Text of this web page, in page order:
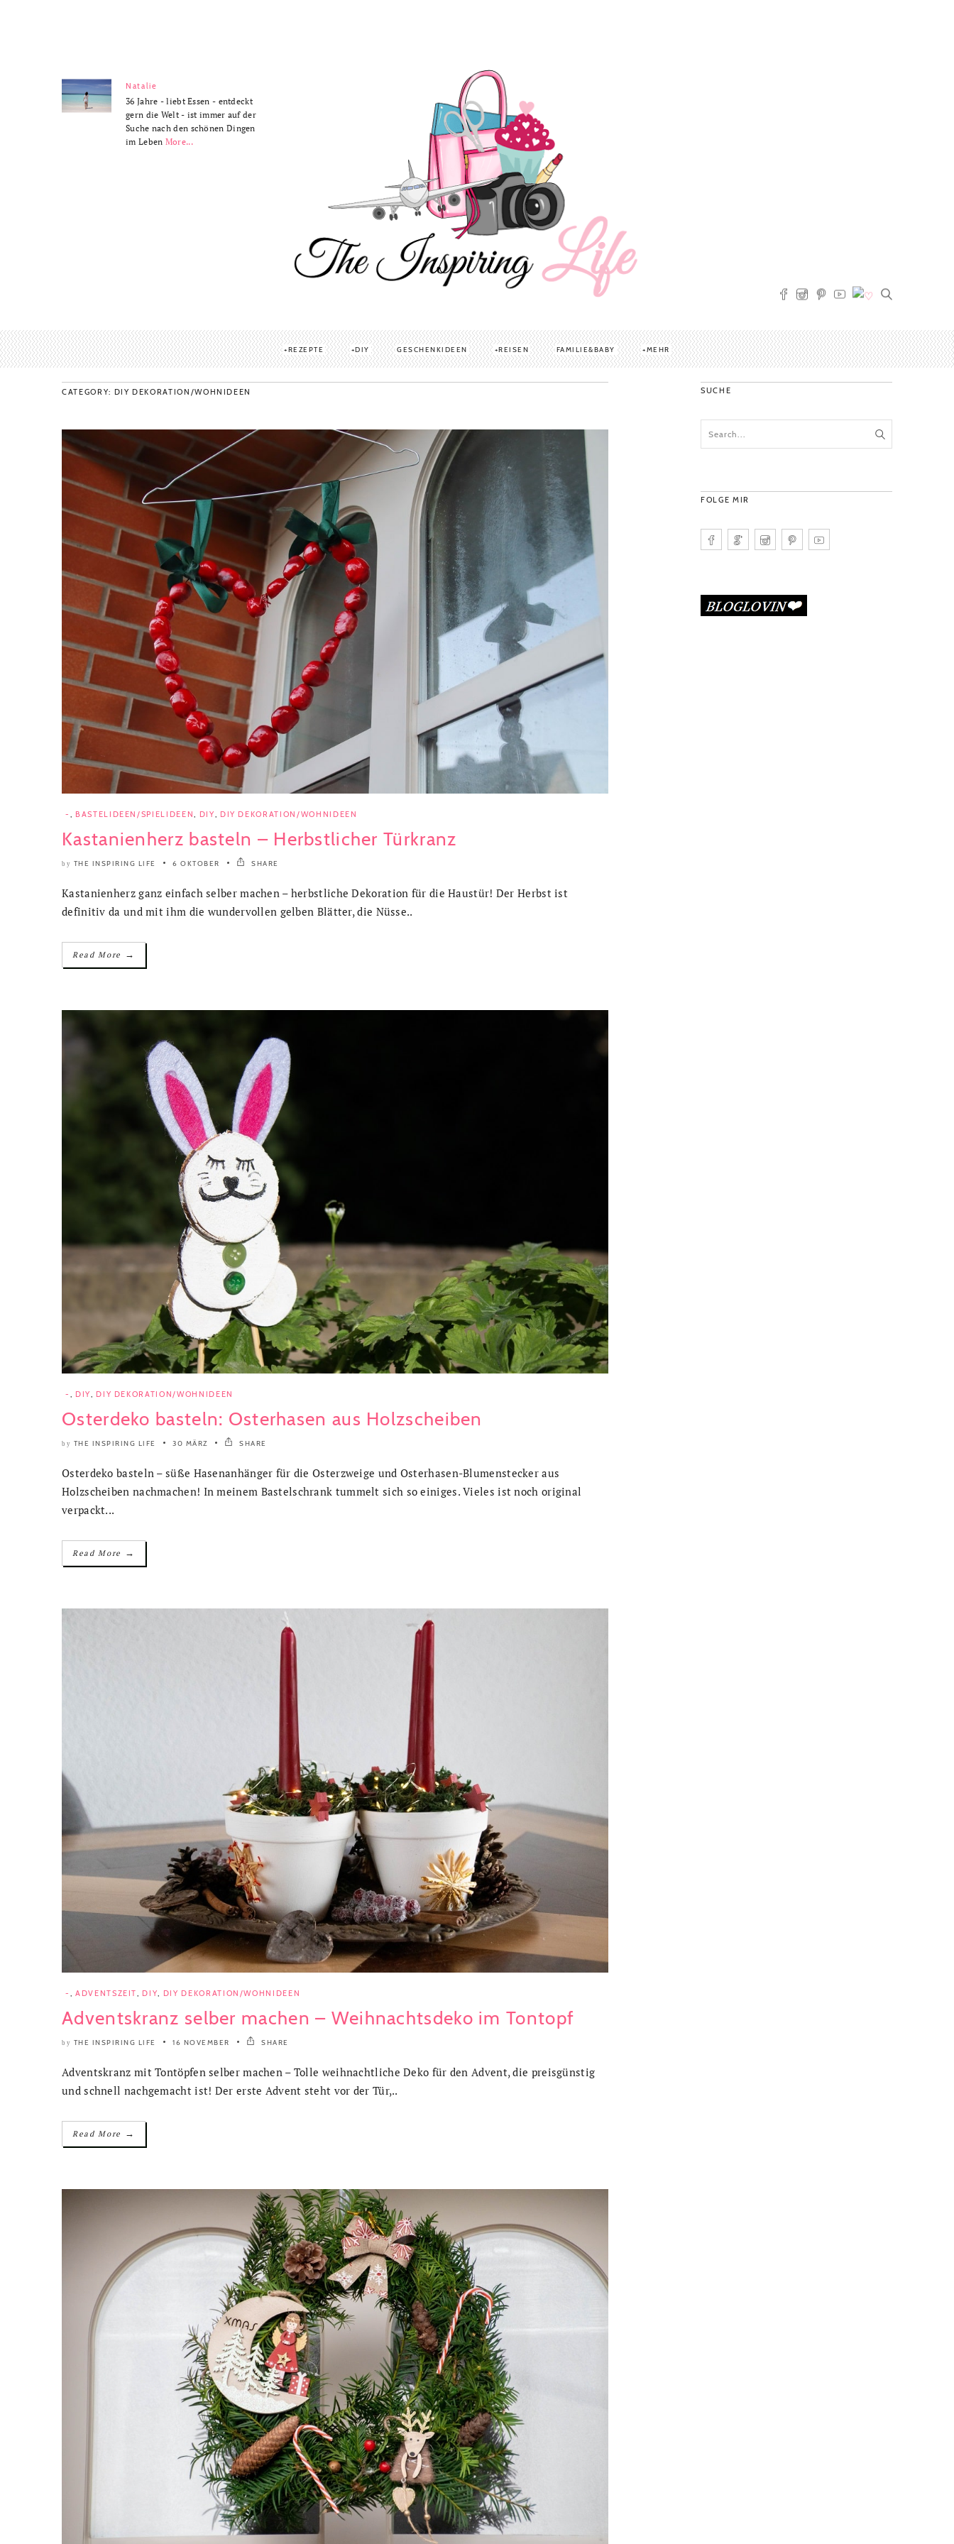
Natalie
36 Jahre - liebt Essen - entdeckt
gern die Welt - ist immer auf der
Suche nach den schönen Dingen
im Leben More...
REZEPTE DIY GESCHENKIDEEN REISEN FAMILIE&BABY MEHR
CATEGORY: DIY DEKORATION/WOHNIDEEN
- BASTELIDEEN/SPIELIDEEN DIY DIY DEKORATION/WOHNIDEEN
Kastanienherz basteln – Herbstlicher Türkranz
by THE INSPIRING LIFE 6 OKTOBER SHARE
Kastanienherz ganz einfach selber machen – herbstliche Dekoration für die Haustür! Der Herbst ist
definitiv da und mit ihm die wundervollen gelben Blätter, die Nüsse..
Read More →
- , DIY, DIY DEKORATION/WOHNIDEEN
Osterdeko basteln: Osterhasen aus Holzscheiben
by THE INSPIRING LIFE 30 MÄRZ SHARE
Osterdeko basteln – süße Hasenanhänger für die Osterzweige und Osterhasen-Blumenstecker aus
Holzscheiben nachmachen! In meinem Bastelschrank tummelt sich so einiges. Vieles ist noch original
verpackt...
Read More →
- , ADVENTSZEIT, DIY, DIY DEKORATION/WOHNIDEEN
Adventskranz selber machen – Weihnachtsdeko im Tontopf
by THE INSPIRING LIFE 16 NOVEMBER SHARE
Adventskranz mit Tontöpfen selber machen – Tolle weihnachtliche Deko für den Advent, die preisgünstig
und schnell nachgemacht ist! Der erste Advent steht vor der Tür,..
Read More →
SUCHE
FOLGE MIR